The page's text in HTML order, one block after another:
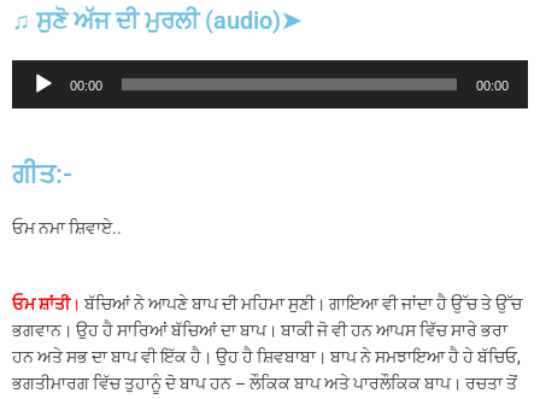
♫ ਸੁਣੋ ਅੱਜ ਦੀ ਮੁਰਲੀ (audio)➤
Audio
Player
00:00 00:00
ਗੀਤ:-
ਓਮ ਨਮਾ ਸ਼ਿਵਾਏ..
ਓਮ ਸ਼ਾਂਤੀ। ਬੱਚਿਆਂ ਨੇ ਆਪਣੇ ਬਾਪ ਦੀ ਮਹਿਮਾ ਸੁਣੀ। ਗਾਇਆ ਵੀ ਜਾਂਦਾ ਹੈ ਉੱਚ ਤੇ ਉੱਚ
ਭਗਵਾਨ। ਉਹ ਹੈ ਸਾਰਿਆਂ ਬੱਚਿਆਂ ਦਾ ਬਾਪ। ਬਾਕੀ ਜੋ ਵੀ ਹਨ ਆਪਸ ਵਿੱਚ ਸਾਰੇ ਭਰਾ
ਹਨ ਅਤੇ ਸਭ ਦਾ ਬਾਪ ਵੀ ਇੱਕ ਹੈ। ਉਹ ਹੈ ਸ਼ਿਵਬਾਬਾ। ਬਾਪ ਨੇ ਸਮਝਾਇਆ ਹੈ ਹੇ ਬੱਚਿਓ,
ਭਗਤੀਮਾਰਗ ਵਿੱਚ ਤੁਹਾਨੂੰ ਦੋ ਬਾਪ ਹਨ – ਲੌਕਿਕ ਬਾਪ ਅਤੇ ਪਾਰਲੌਕਿਕ ਬਾਪ। ਰਚਤਾ ਤੋਂ